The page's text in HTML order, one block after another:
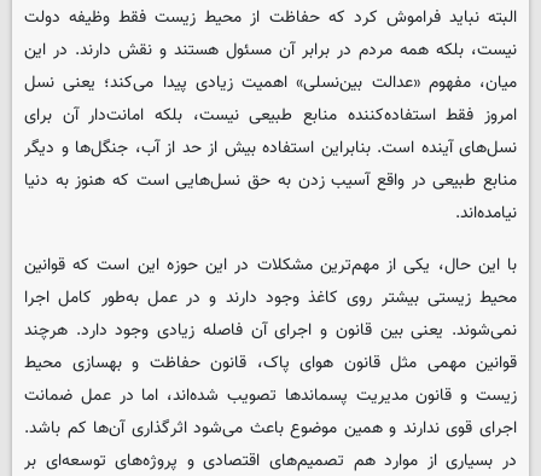
البته نباید فراموش کرد که حفاظت از محیط زیست فقط وظیفه دولت
نیست، بلکه همه مردم در برابر آن مسئول هستند و نقش دارند. در این
میان، مفهوم «عدالت بین‌نسلی» اهمیت زیادی پیدا می‌کند؛ یعنی نسل
امروز فقط استفاده‌کننده منابع طبیعی نیست، بلکه امانت‌دار آن برای
نسل‌های آینده است. بنابراین استفاده بیش از حد از آب، جنگل‌ها و دیگر
منابع طبیعی در واقع آسیب زدن به حق نسل‌هایی است که هنوز به دنیا
نیامده‌اند.
با این حال، یکی از مهم‌ترین مشکلات در این حوزه این است که قوانین
محیط زیستی بیشتر روی کاغذ وجود دارند و در عمل به‌طور کامل اجرا
نمی‌شوند. یعنی بین قانون و اجرای آن فاصله زیادی وجود دارد. هرچند
قوانین مهمی مثل قانون هوای پاک، قانون حفاظت و بهسازی محیط
زیست و قانون مدیریت پسماندها تصویب شده‌اند، اما در عمل ضمانت
اجرای قوی ندارند و همین موضوع باعث می‌شود اثرگذاری آن‌ها کم باشد.
در بسیاری از موارد هم تصمیم‌های اقتصادی و پروژه‌های توسعه‌ای بر